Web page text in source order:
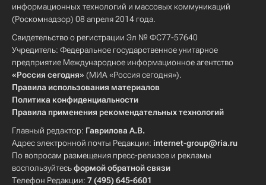
информационных технологий и массовых коммуникаций
(Роскомнадзор) 08 апреля 2014 года.
Свидетельство о регистрации Эл № ФС77-57640
Учредитель: Федеральное государственное унитарное
предприятие Международное информационное агентство
«Россия сегодня» (МИА «Россия сегодня»).
Правила использования материалов
Политика конфиденциальности
Правила применения рекомендательных технологий
Главный редактор: Гаврилова А.В.
Адрес электронной почты Редакции: internet-group@ria.ru
По вопросам размещения пресс-релизов и рекламы
воспользуйтесьформой обратной связи
Телефон Редакции: 7 (495) 645-6601